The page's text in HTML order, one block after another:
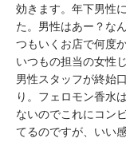
効きます。年下男性
た。男性はあー？な
つもいくお店で何度
いつもの担当の女性
男性スタッフが終始
り。フェロモン香水
ないのでこれにコン
てるのですが、いい